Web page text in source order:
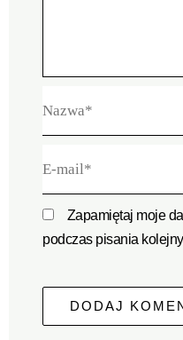
mail*
Zapamiętaj moje
podczas pisania